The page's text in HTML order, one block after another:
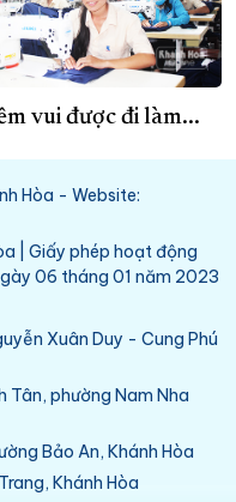
vui được đi làm...
Hòa - Website:
| Giấy phép hoạt động
06 tháng 01 năm 2023
Xuân Duy - Cung Phú
Tân, phường Nam Nha
Bảo An, Khánh Hòa
Khánh Hòa